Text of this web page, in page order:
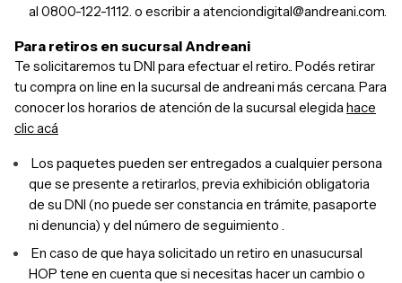
al 0800-122-1112. o escribir a atenciondigital@andreani.com
Para retiros en sucursal Andreani
Te solicitaremos tu DNI para efectuar el retiro.. Podés retirar
tu compra on line en la sucursal de andreani más cercana. Para
conocer los horarios de atención de la sucursal elegida hace
clic acá
Los paquetes pueden ser entregados a cualquier persona
que se presente a retirarlos, previa exhibición obligatoria
de su DNI (no puede ser constancia en trámite, pasaporte
ni denuncia) y del número de seguimiento .
En caso de que haya solicitado un retiro en unasucursal
HOP tene en cuenta que si necesitas hacer un cambio o